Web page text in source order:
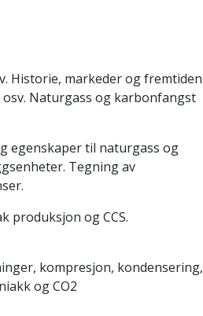
Historie, markeder og fremtiden
Naturgass og karbonfangst
egenskaper til naturgass og
Tegning av
produksjon og CCS.
kompresjon, kondensering,
og CO2